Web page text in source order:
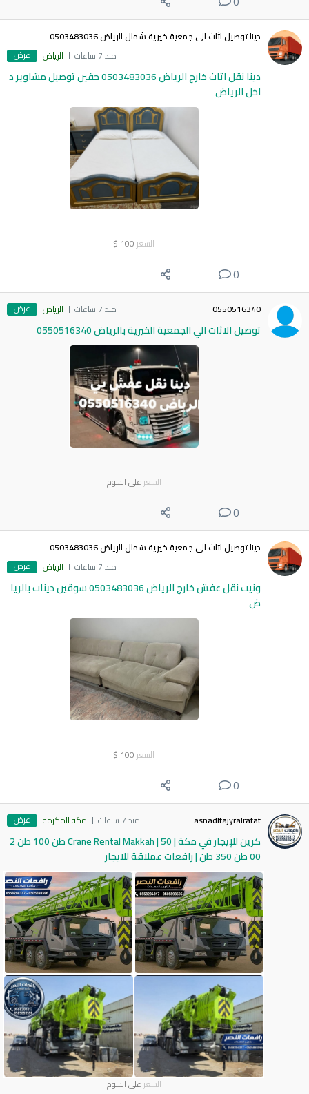
دينا توصيل اثاث الى جمعية خيرية شمال الرياض 0503483036
منذ 7 ساعات
الرياض عرض
دينا نقل اثاث خارج الرياض 0503483036 حقين توصيل مشاوير د
اخل الرياض
السعر 100
$
0
0550516340 منذ 7 ساعات الرياض عرض
توصيل الاثاث الي الجمعية الخيرية بالرياض 0550516340
السعر على السوم
0
دينا توصيل اثاث الى جمعية خيرية شمال الرياض 0503483036
منذ 7 ساعات
الرياض عرض
ونيت نقل عفش خارج الرياض 0503483036 سوقين دينات بالريا
ض
السعر 100
$
0
asnadltajyralrafat منذ 7 ساعات مكه المكرمه عرض
كرين للإيجار في مكة | Crane Rental Makkah | 50 طن 100 طن 2
00 طن 350 طن | رافعات عملاقة للايجار
السعر على السوم